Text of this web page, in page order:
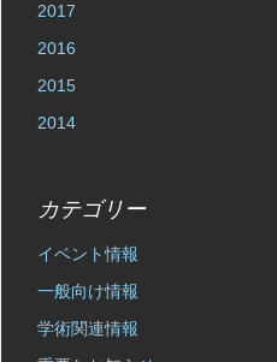
2017
2016
2015
2014
カテゴリー
イベント情報
一般向け情報
学術関連情報